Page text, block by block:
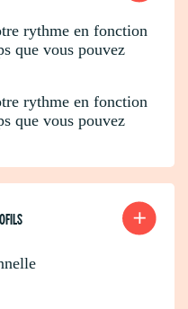
rythme en fonction
que vous pouvez
rythme en fonction
que vous pouvez